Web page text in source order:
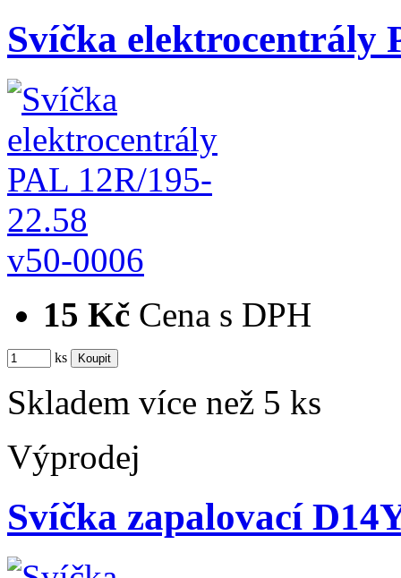
Svíčka elektrocentrály
v50-0006
15 Kč Cena s DPH
ks
Skladem více než 5 ks
Výprodej
Svíčka zapalovací